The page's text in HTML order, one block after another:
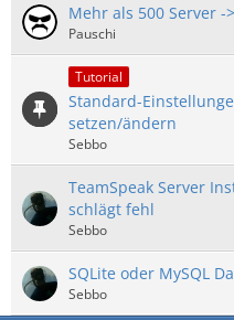
Mehr als 500 Server -
Pauschi
Tutorial
Standard-
setzen/ändern
Sebbo
TeamSpeak Server
schlägt fehl
Sebbo
SQLite oder MySQL
Sebbo